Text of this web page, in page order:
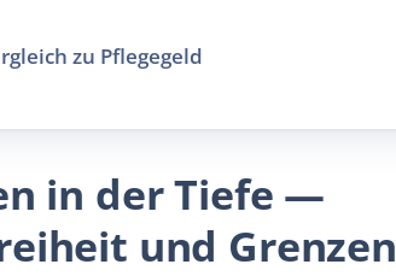
zu Pflegegeld
in der Tiefe —
und Grenzen